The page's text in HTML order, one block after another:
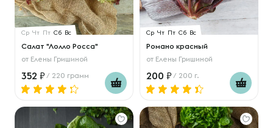
Ср Чт Пт Сб Вс
Салат "Лолло Росса"
от Елены Гришиной
352 / 220 грамм
Ср Чт Пт Сб Вс
Романо красный
от Елены Гришиной
200 / 200 г.